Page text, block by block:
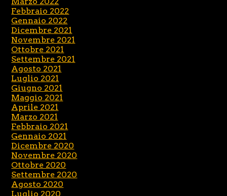
Febbraio 2022
Gennaio 2022
Dicembre 2021
Novembre 2021
Ottobre 2021
Settembre 2021
Agosto 2021
Luglio 2021
Giugno 2021
Maggio 2021
Aprile 2021
Marzo 2021
Febbraio 2021
Gennaio 2021
Dicembre 2020
Novembre 2020
Ottobre 2020
Settembre 2020
Agosto 2020
Luglio 2020